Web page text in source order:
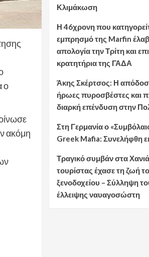
ο
ακόμη
Κλιμάκωση
Η 46χρονη που
εμπρησμό της Marfin
απολογία την Τρίτη και
κρατητήρια της ΓΑΔΑ
Άκης Σκέρτσος: Η
ήρωες πυροσβέστες και
διαρκή επένδυση στην
Στη Γερμανία ο
Greek Mafia: Συνελήφθη
Τραγικό συμβάν στα
τουρίστας έχασε τη ζωή
ξενοδοχείου – Σύλληψη
έλλειψης ναυαγοσώστη